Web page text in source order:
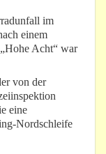
im
einem
Acht“ war
von der
eine
Nordschleife